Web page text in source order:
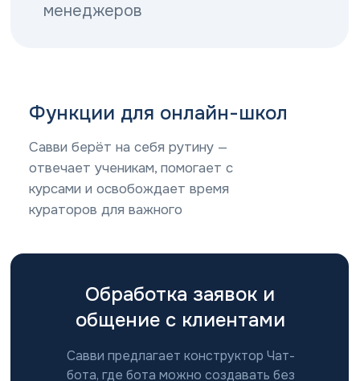
Наименование организации:
Генеральный директор:
Мельничная,
Почтовый адрес:
Реквизиты компании ООО
менеджеров
Функции для онлайн-школ
Савви берёт на себя рутину —
отвечает ученикам, помогает с
курсами и освобождает время
кураторов для важного
Обработка заявок и
общение с клиентами
Савви предлагает конструктор Чат-
бота, где бота можно создавать без